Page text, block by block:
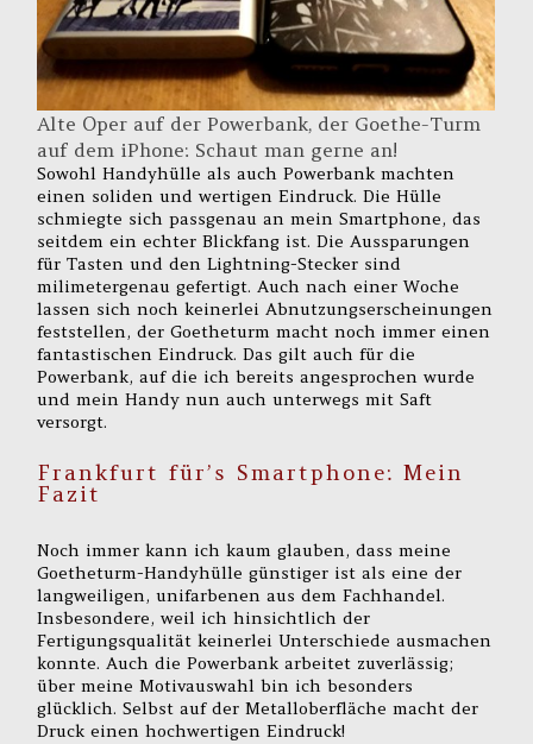
Alte Oper auf der Powerbank, der Goethe-Turm
auf dem iPhone: Schaut man gerne an!
Sowohl Handyhülle als auch Powerbank machten
einen soliden und wertigen Eindruck. Die Hülle
schmiegte sich passgenau an mein Smartphone, das
seitdem ein echter Blickfang ist. Die Aussparungen
für Tasten und den Lightning-Stecker sind
milimetergenau gefertigt. Auch nach einer Woche
lassen sich noch keinerlei Abnutzungserscheinungen
feststellen, der Goetheturm macht noch immer einen
fantastischen Eindruck. Das gilt auch für die
Powerbank, auf die ich bereits angesprochen wurde
und mein Handy nun auch unterwegs mit Saft
versorgt.
Frankfurt für’s Smartphone: Mein
Fazit
Noch immer kann ich kaum glauben, dass meine
Goetheturm-Handyhülle günstiger ist als eine der
langweiligen, unifarbenen aus dem Fachhandel.
Insbesondere, weil ich hinsichtlich der
Fertigungsqualität keinerlei Unterschiede ausmachen
konnte. Auch die Powerbank arbeitet zuverlässig;
über meine Motivauswahl bin ich besonders
glücklich. Selbst auf der Metalloberfläche macht der
Druck einen hochwertigen Eindruck!